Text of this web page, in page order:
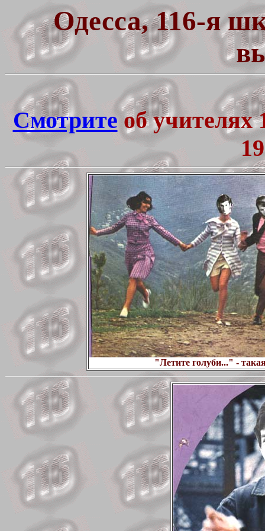
Одесса, 116-я
Смотритеоб учителях
"Летите голуби..." -